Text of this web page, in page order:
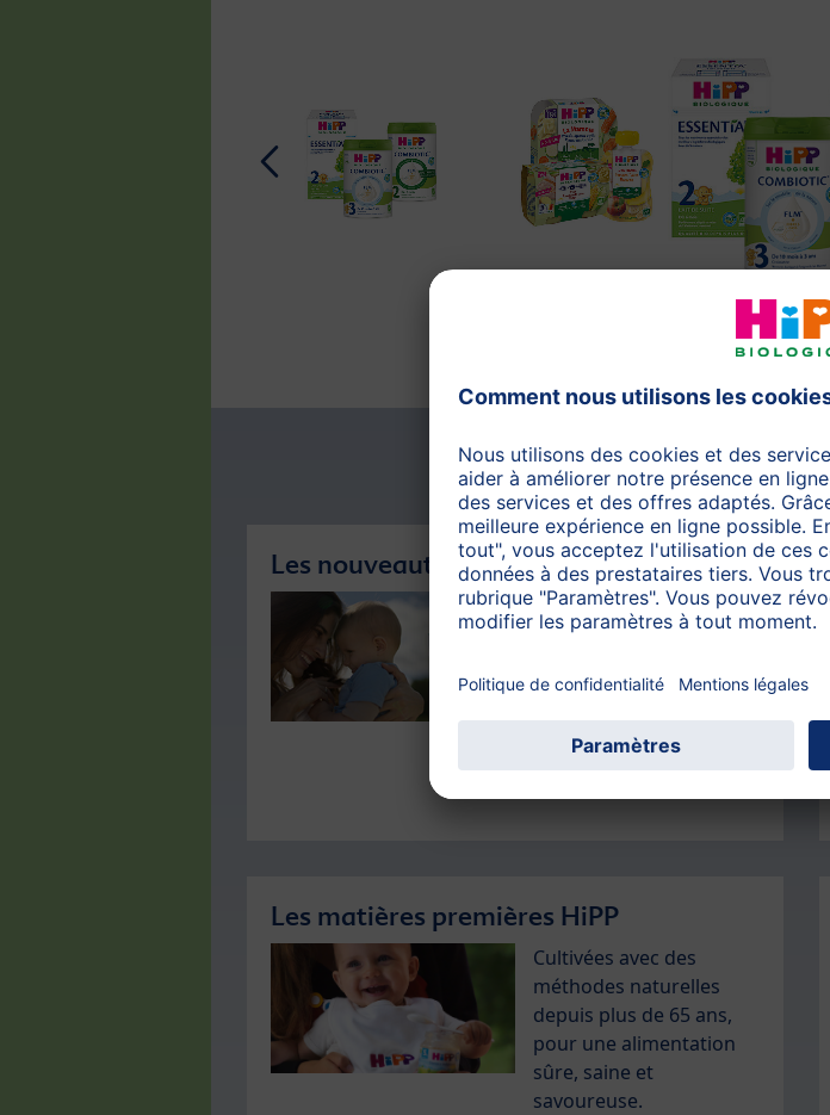
Laits
Découvrez-en
Les nouveautés 2025
Des produits 100% bio
derniers produits !
Les matières premières HiPP
Cultivées avec des
méthodes naturelles
depuis plus de 65 ans,
pour une alimentation
sûre, saine et
savoureuse.